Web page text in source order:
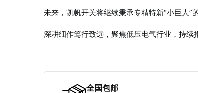
未来，凯帆开关将继续秉承专精特新“小巨人”
深耕细作笃行致远，聚焦低压电气行业，持续
全国包邮